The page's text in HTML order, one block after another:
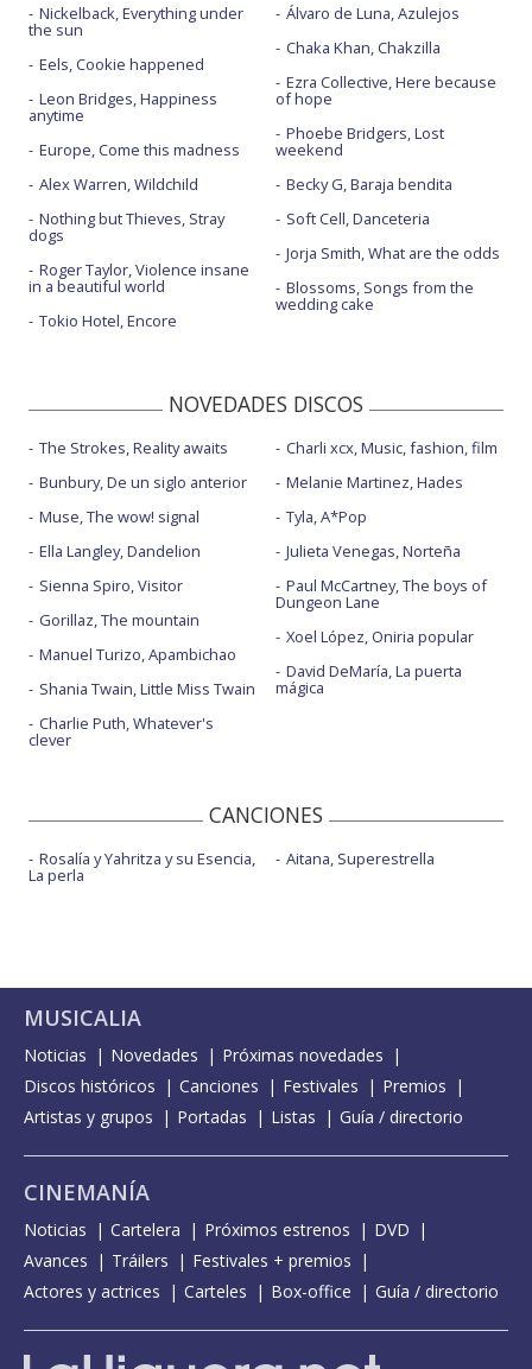
Nickelback, Everything under
the sun
Eels, Cookie happened
Leon Bridges, Happiness
anytime
Europe, Come this madness
Alex Warren, Wildchild
Nothing but Thieves, Stray
dogs
Roger Taylor, Violence insane
in a beautiful world
Tokio Hotel, Encore
Álvaro de Luna, Azulejos
Chaka Khan, Chakzilla
Ezra Collective, Here because
of hope
Phoebe Bridgers, Lost
weekend
Becky G, Baraja bendita
Soft Cell, Danceteria
Jorja Smith, What are the odds
Blossoms, Songs from the
wedding cake
NOVEDADES DISCOS
The Strokes, Reality awaits
Bunbury, De un siglo anterior
Muse, The wow! signal
Ella Langley, Dandelion
Sienna Spiro, Visitor
Gorillaz, The mountain
Manuel Turizo, Apambichao
Shania Twain, Little Miss Twain
Charlie Puth, Whatever's
clever
Charli xcx, Music, fashion, film
Melanie Martinez, Hades
Tyla, A*Pop
Julieta Venegas, Norteña
Paul McCartney, The boys of
Dungeon Lane
Xoel López, Oniria popular
David DeMaría, La puerta
mágica
CANCIONES
Rosalía y Yahritza y su Esencia,
La perla
Aitana, Superestrella
MUSICALIA
Noticias Novedades
Próximas novedades
Discos históricos
Canciones Festivales
Premios
Artistas y grupos
Portadas Listas Guía / directorio
CINEMANÍA
Noticias Cartelera Próximos estrenos
DVD
Avances
Tráilers
Festivales + premios
Actores y actrices
Carteles Box-office Guía / directorio